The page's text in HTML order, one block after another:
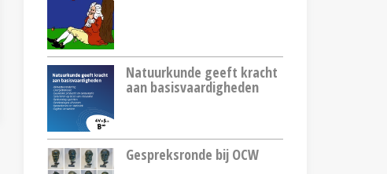
Natuurkunde geeft kracht
aan basisvaardigheden
Gespreksronde bij OCW